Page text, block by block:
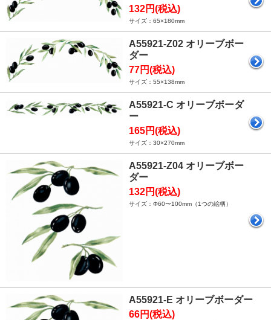
132円(税込)
サイズ：65×180mm
A55921-Z02 オリーブボー
ダー
77円(税込)
サイズ：55×138mm
A55921-C オリーブボーダ
ー
165円(税込)
サイズ：30×270mm
A55921-Z04 オリーブボー
ダー
132円(税込)
サイズ：Φ60〜100mm（1つの絵柄）
A55921-E オリーブボーダー
66円(税込)